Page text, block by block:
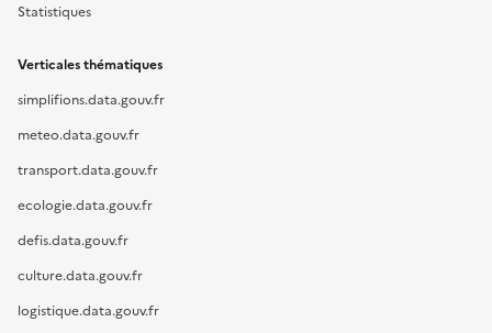
Statistiques
Verticales thématiques
simplifions.data.gouv.fr
meteo.data.gouv.fr
transport.data.gouv.fr
ecologie.data.gouv.fr
defis.data.gouv.fr
culture.data.gouv.fr
logistique.data.gouv.fr